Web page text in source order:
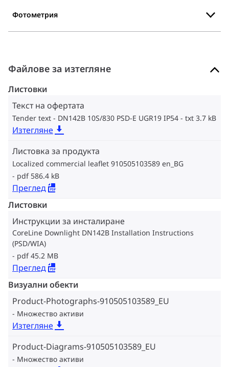
Фотометрия
Файлове за изтегляне
Листовки
Текст на офертата
Tender text - DN142B 10S/830 PSD-E UGR19 IP54 txt 3.7 kB
Изтегляне
Листовка за продукта
Localized commercial leaflet 910505103589 en_BG
pdf 586.4 kB
Преглед
Листовки
Инструкции за инсталиране
CoreLine Downlight DN142B Installation Instructions
(PSD/WIA)
pdf 45.2 MB
Преглед
Визуални обекти
Product-Photographs-910505103589_EU
Множество активи
Изтегляне
Product-Diagrams-910505103589_EU
Множество активи